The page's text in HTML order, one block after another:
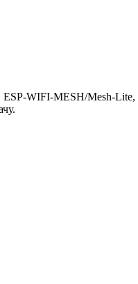
ESP-WIFI-MESH/Mesh-